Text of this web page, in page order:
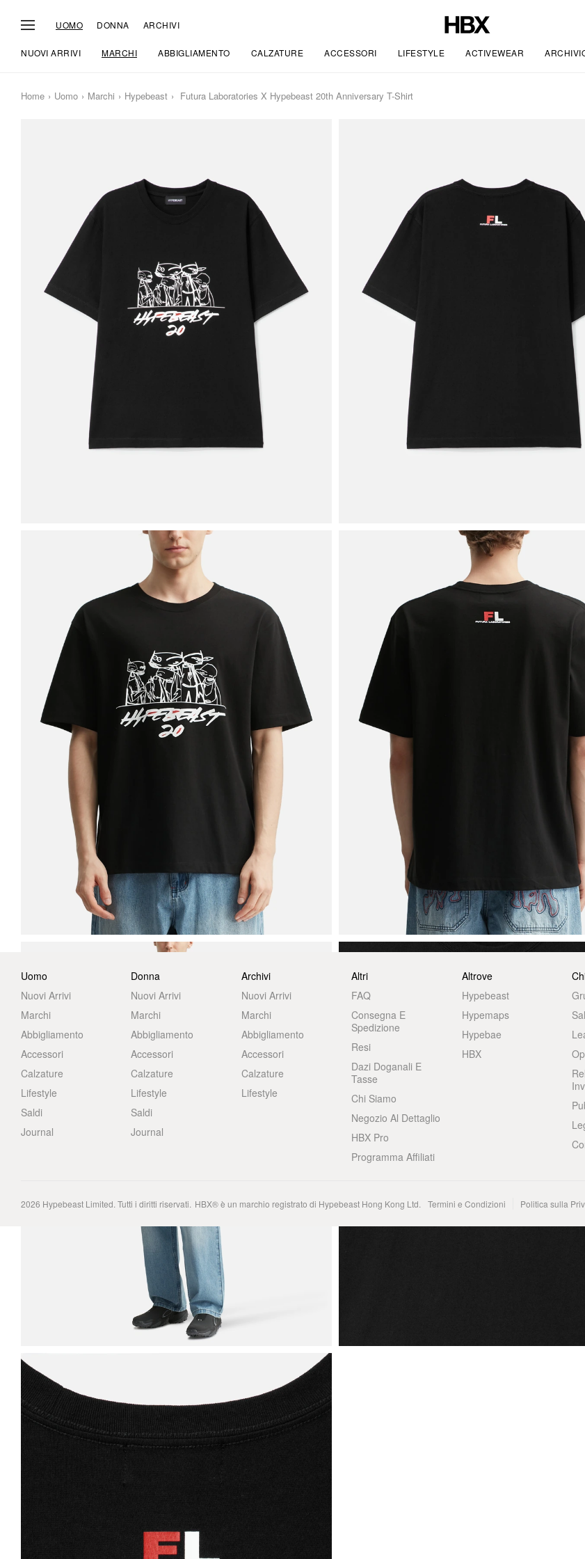
UOMO DONNA ARCHIVI
NUOVI ARRIVI MARCHI ABBIGLIAMENTO CALZATURE ACCESSORI LIFESTYLE ACTIVEWEAR
Home Uomo Marchi Hypebeast Futura Laboratories X Hypebeast 20th Anniversary T-Shirt
Uomo
Nuovi Arrivi
Marchi
Abbigliamento
Accessori
Calzature
Lifestyle
Saldi
Journal
Donna
Nuovi Arrivi
Marchi
Abbigliamento
Accessori
Calzature
Lifestyle
Saldi
Journal
Archivi
Nuovi Arrivi
Marchi
Abbigliamento
Accessori
Calzature
Lifestyle
Altri
FAQ
Consegna E
Spedizione
Resi
Dazi Doganali E
Tasse
Chi Siamo
Negozio Al Dettaglio
HBX Pro
Programma Affiliati
Altrove
Hypebeast
Hypemaps
Hypebae
HBX
2026 Hypebeast Limited. Tutti i diritti riservati. HBX® è un marchio registrato di Hypebeast Hong Kong Ltd. Termini e Condizioni Politica sulla